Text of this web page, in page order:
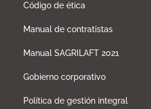
Código de ética
Manual de contratistas
Manual SAGRILAFT 2021
Gobierno corporativo
Política de gestión integral